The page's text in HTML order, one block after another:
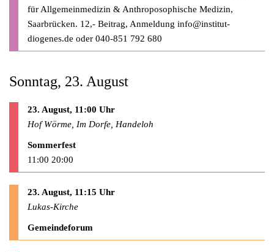
für Allgemeinmedizin & Anthroposophische Medizin,
Saarbrücken. 12,- Beitrag, Anmeldung info@institut-
diogenes.de oder 040-851 792 680
Sonntag, 23. August
23. August, 11:00 Uhr
Hof Wörme, Im Dorfe, Handeloh
Sommerfest
11:00 20:00
23. August, 11:15 Uhr
Lukas-Kirche
Gemeindeforum